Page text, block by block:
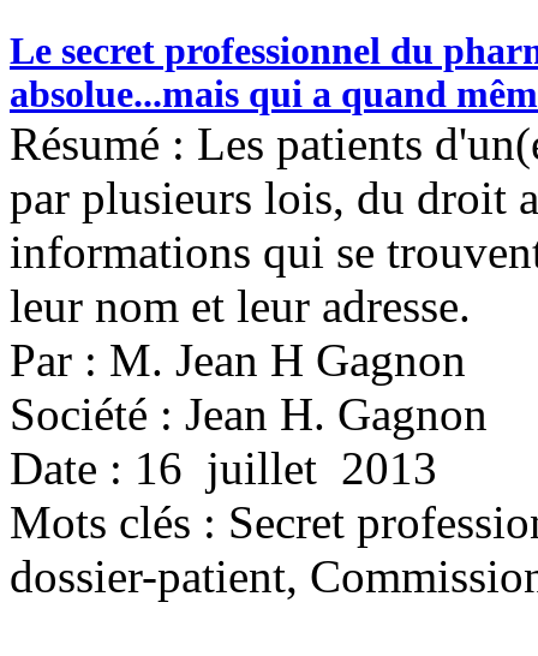
Le secret professionnel du
absolue...mais qui a quand
Résumé : Les patients
par plusieurs lois, du droit
informations qui se
leur nom et leur adresse.
Par : M. Jean H Gagnon
Société : Jean H. Gagnon
Date : 16 juillet 2013
Mots clés : Secret
dossier-patient,